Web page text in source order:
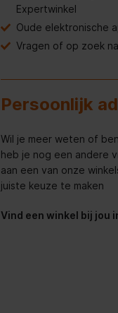
Expertwinkel
Oude elektronische
Vragen of op zoek
Persoonlijk
Wil je meer weten of
heb je nog een andere
aan een van onze
juiste keuze te maken
Vind een winkel bij jou